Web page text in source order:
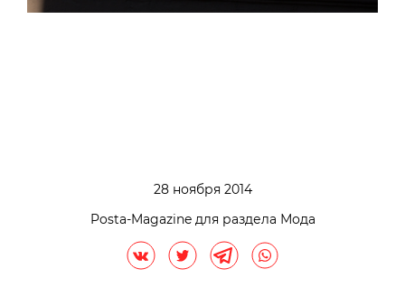
28 ноября 2014
Posta-Magazine для раздела Мода